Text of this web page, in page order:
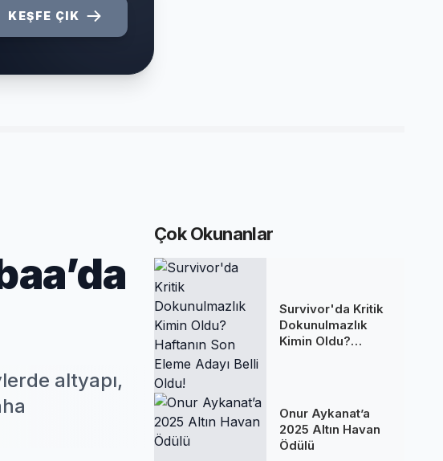
KEŞFE ÇIK
altyapı,
Çok Okunanlar
Survivor'da Kritik
Dokunulmazlık
Kimin Oldu?
Onur Aykanat’a
2025 Altın Havan
Ödülü